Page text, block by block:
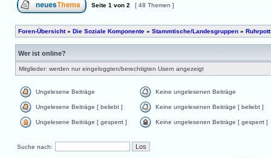
Seite 1 von 2 [ 48 Themen ]
Foren-Übersicht» Die Soziale Komponente » Stammtische/Landesgruppen » Ruhrpott
Wer ist online?
Mitglieder: werden nur eingeloggten/berechtigten Usern angezeigt
Ungelesene Beiträge Keine ungelesenen Beiträge
Ungelesene Beiträge [ beliebt ] Keine ungelesenen Beiträge [ beliebt ]
Ungelesene Beiträge [ gesperrt ] Keine ungelesenen Beiträge [ gesperrt ]
Suche nach: